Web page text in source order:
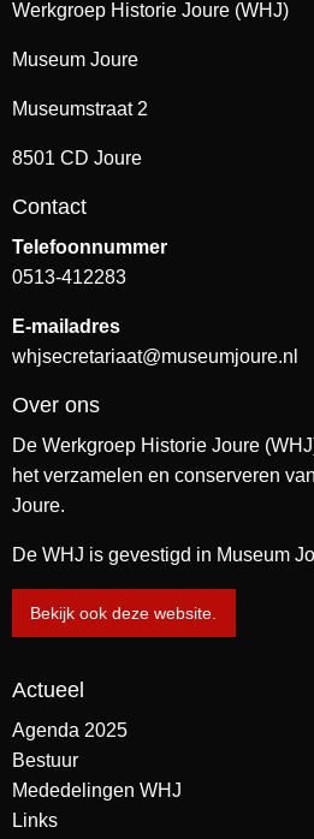
Werkgroep Historie Joure (WHJ)
Museum Joure
Museumstraat 2
8501 CD Joure
Contact
Telefoonnummer
0513-412283
E-mailadres
whjsecretariaat@museumjoure.nl
Over ons
De Werkgroep Historie Joure
het verzamelen en conserveren
Joure.
De WHJ is gevestigd in Museum
Bekijk ook deze website.
Actueel
Agenda 2025
Bestuur
Mededelingen WHJ
Links